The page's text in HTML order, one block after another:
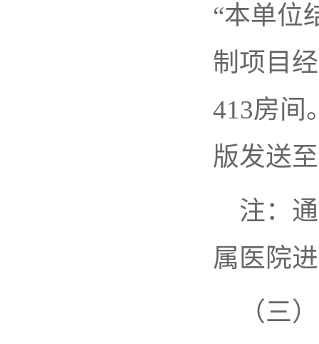
“本单位
制项目
413房间
版发送
注：
属医院
（三